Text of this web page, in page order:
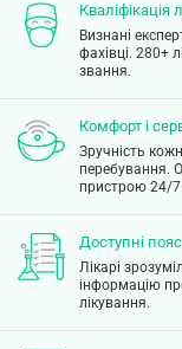
Кваліфікація
Визнані
фахівці. 280+
звання.
Комфорт і
Зручність
перебування.
пристрою 24/7.
Доступні
Лікарі
інформацію
лікування.